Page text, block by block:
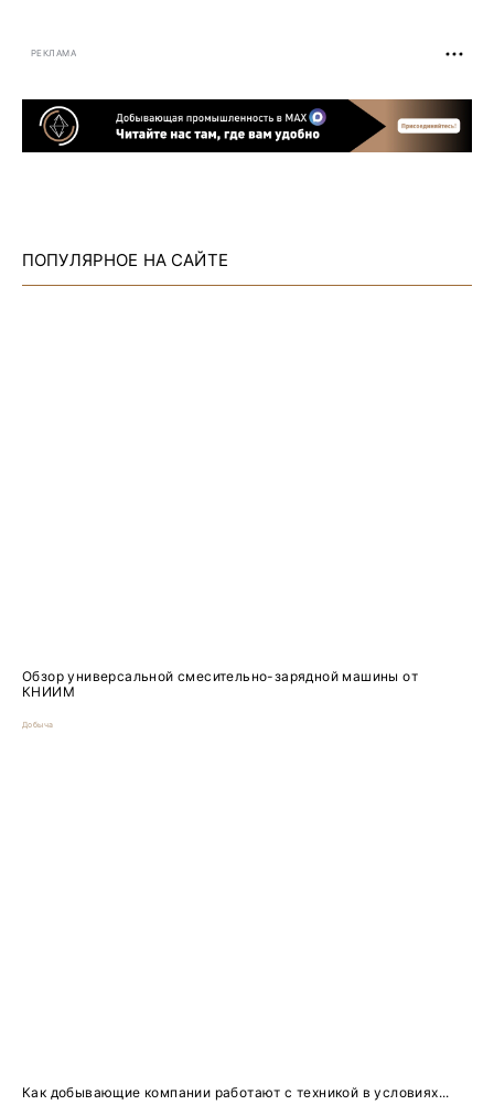
РЕКЛАМА
ПОПУЛЯРНОЕ НА САЙТЕ
Обзор универсальной смесительно-зарядной машины от
КНИИМ
Добыча
Как добывающие компании работают с техникой в условиях...